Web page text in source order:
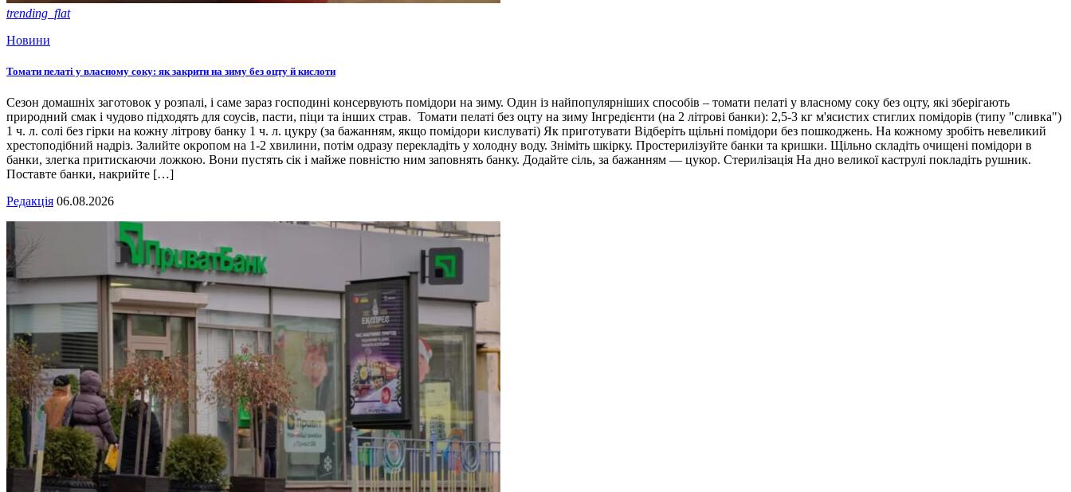
trending_flat
Новини
Томати пелаті у власному соку: як закрити на зиму без оцту й кислоти
Сезон домашніх заготовок у розпалі, і саме зараз господині консервують помідори на зиму. Один із найпопулярніших способів – томати пелаті у власному соку без оцту, які зберігають
природний смак і чудово підходять для соусів, пасти, піци та інших страв. Томати пелаті без оцту на зиму Інгредієнти (на 2 літрові банки): 2,5-3 кг м'ясистих стиглих помідорів (типу "сливка")
1 ч. л. солі без гірки на кожну літрову банку 1 ч. л. цукру (за бажанням, якщо помідори кислуваті) Як приготувати Відберіть щільні помідори без пошкоджень. На кожному зробіть невеликий
хрестоподібний надріз. Залийте окропом на 1-2 хвилини, потім одразу перекладіть у холодну воду. Зніміть шкірку. Простерилізуйте банки та кришки. Щільно складіть очищені помідори в
банки, злегка притискаючи ложкою. Вони пустять сік і майже повністю ним заповнять банку. Додайте сіль, за бажанням — цукор. Стерилізація На дно великої каструлі покладіть рушник.
Поставте банки, накрийте […]
Редакція 06.08.2026